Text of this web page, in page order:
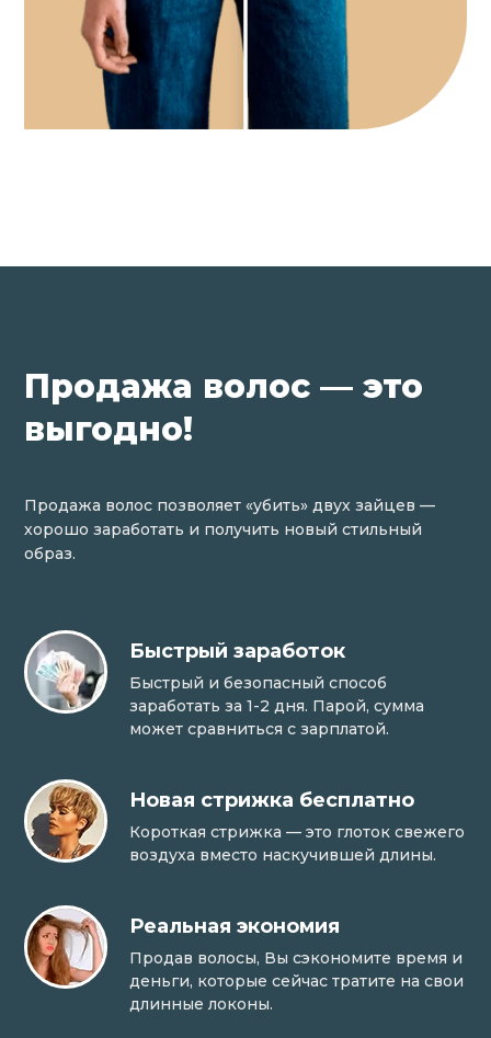
Продажа волос — это
выгодно!
Продажа волос позволяет «убить» двух зайцев —
хорошо заработать и получить новый стильный
образ.
Быстрый заработок
Быстрый и безопасный способ
заработать за 1-2 дня. Парой, сумма
может сравниться с зарплатой.
Новая стрижка бесплатно
Короткая стрижка — это глоток свежего
воздуха вместо наскучившей длины.
Реальная экономия
Продав волосы, Вы сэкономите время и
деньги, которые сейчас тратите на свои
длинные локоны.